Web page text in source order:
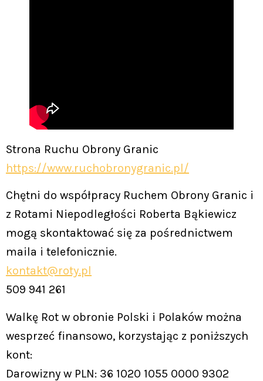
Strona Ruchu Obrony Granic
https://www.ruchobronygranic.pl/
Chętni do współpracy Ruchem Obrony Granic i
z Rotami Niepodległości Roberta Bąkiewicz
mogą skontaktować się za pośrednictwem
maila i telefonicznie.
kontakt@roty.pl
509 941 261
Walkę Rot w obronie Polski i Polaków można
wesprzeć finansowo, korzystając z poniższych
kont:
Darowizny w PLN: 36 1020 1055 0000 9302